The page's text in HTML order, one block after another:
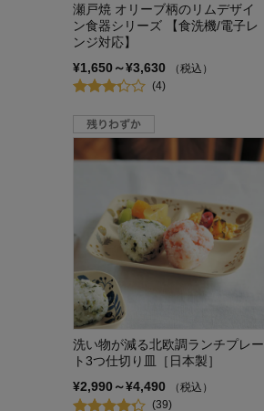
瀬戸焼 オリーブ柄のリムデザイ
ン食器シリーズ 【食洗機/電子レ
ンジ対応】
¥1,650～¥3,630
（税込）
(4)
洗い物が減る北欧調ランチプレー
ト3つ仕切り皿［日本製］
¥2,990～¥4,490
（税込）
(39)